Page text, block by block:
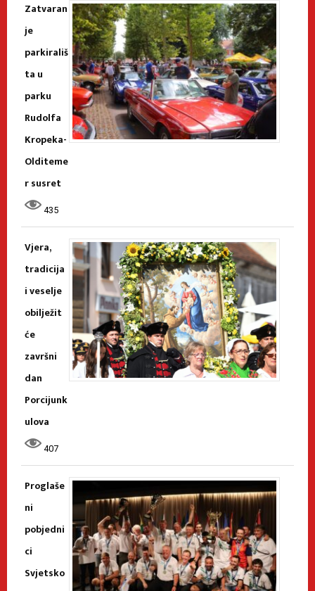
Zatvaran
je
parkirališ
ta u
parku
Rudolfa
Kropeka-
Olditeme
r susret
435
Vjera,
tradicija
i veselje
obilježit
će
završni
dan
Porcijunk
ulova
407
Proglaše
ni
pobjedni
ci
Svjetsko